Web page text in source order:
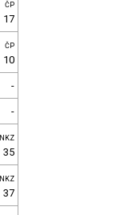
ČP
17
ČP
10
-
-
NKZ
35
NKZ
37